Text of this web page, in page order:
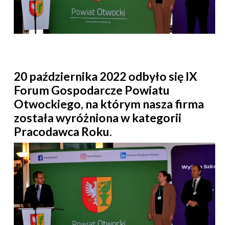
20 października 2022 odbyło się IX
Forum Gospodarcze Powiatu
Otwockiego, na którym nasza firma
została wyróżniona w kategorii
Pracodawca Roku.